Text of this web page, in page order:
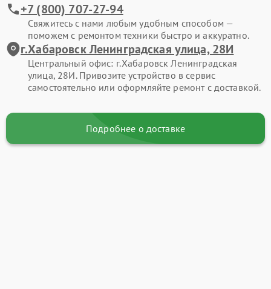
+7 (800) 707-27-94
Свяжитесь с нами любым удобным способом —
поможем с ремонтом техники быстро и аккуратно.
г.Хабаровск Ленинградская улица, 28И
Центральный офис: г.Хабаровск Ленинградская
улица, 28И. Привозите устройство в сервис
самостоятельно или оформляйте ремонт с доставкой.
Подробнее о доставке